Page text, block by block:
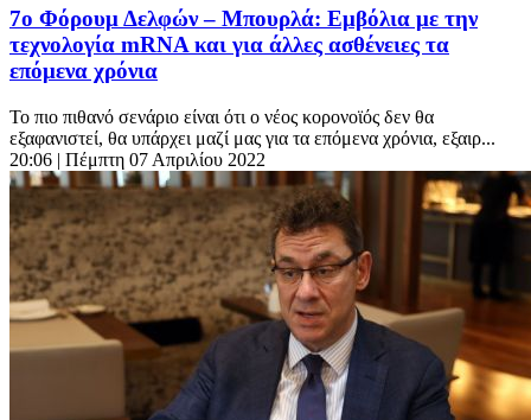
7o Φόρουμ Δελφών – Μπουρλά: Εμβόλια με την
τεχνολογία mRNA και για άλλες ασθένειες τα
επόμενα χρόνια
Το πιο πιθανό σενάριο είναι ότι ο νέος κορονοϊός δεν θα
εξαφανιστεί, θα υπάρχει μαζί μας για τα επόμενα χρόνια, εξαιρ...
20:06 | Πέμπτη 07 Απριλίου 2022